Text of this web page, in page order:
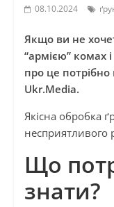
08.10.2024
Якщо ви не
“армією” комах
про це потрібно
Ukr.Media.
Якісна обробка
несприятливого
Що
знати?